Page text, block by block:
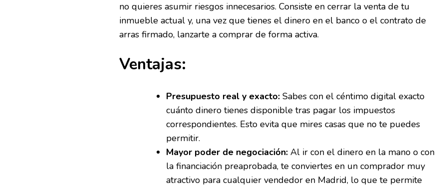
no quieres asumir riesgos innecesarios. Consiste en cerrar la venta de tu
inmueble actual y, una vez que tienes el dinero en el banco o el contrato de
arras firmado, lanzarte a comprar de forma activa.
Ventajas:
Presupuesto real y exacto: Sabes con el céntimo digital exacto
cuánto dinero tienes disponible tras pagar los impuestos
correspondientes. Esto evita que mires casas que no te puedes
permitir.
Mayor poder de negociación: Al ir con el dinero en la mano o con
la financiación preaprobada, te conviertes en un comprador muy
atractivo para cualquier vendedor en Madrid, lo que te permite